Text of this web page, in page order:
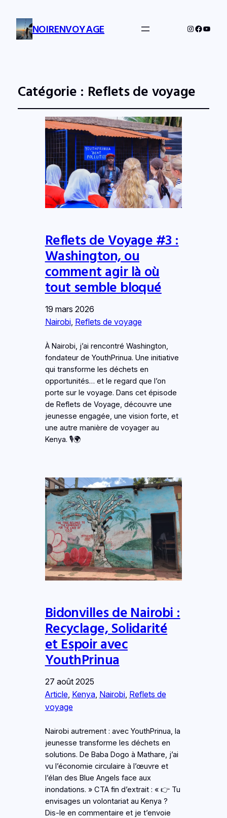
NOIRENVOYAGE Instagram
Catégorie : Reflets de voyage
Reflets de Voyage #3 :
Washington, ou
comment agir là où
tout semble bloqué
19 mars 2026
Nairobi, Reflets de voyage
À Nairobi, j’ai rencontré Washington,
fondateur de YouthPrinua. Une initiative
qui transforme les déchets en
opportunités… et le regard que l’on
porte sur le voyage. Dans cet épisode
de Reflets de Voyage, découvre une
jeunesse engagée, une vision forte, et
une autre manière de voyager au
Kenya. 🎙️🌍
Bidonvilles de Nairobi :
Recyclage, Solidarité
et Espoir avec
YouthPrinua
27 août 2025
Article, Kenya, Nairobi, Reflets de
voyage
Nairobi autrement : avec YouthPrinua, la
jeunesse transforme les déchets en
solutions. De Baba Dogo à Mathare, j’ai
vu l’économie circulaire à l’œuvre et
l’élan des Blue Angels face aux
inondations. » CTA fin d’extrait : « 👉 Tu
envisages un volontariat au Kenya ?
Dis-le en commentaire et je t’envoie